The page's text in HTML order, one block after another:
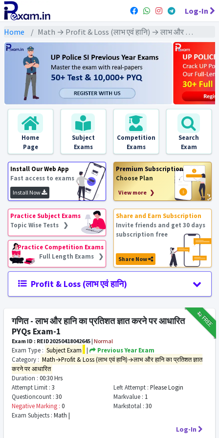
Log-In
Home Math → Profit & Loss (लाभ एवं हानि) → लाभ और हानि का प्रतिशत ज्ञात करने पर आधारित
Home
Page
Subject
Exams
Competition
Exams
Search
Exam
Install Our Web App
Fast access to exams
Install Now
Premium Subscription
Choose Plan
View more ❯
Practice Subject Exams
Topic Wise Tests ❯
Practice Competition Exams
Full Length Exams ❯
Share and Earn Subscription
Invite friends and get 30 days
subscription free
Share Now
Profit & Loss (लाभ एवं हानि)
₹12FREE
गणित - लाभ और हानि का प्रतिशत ज्ञात करने पर आधारित
PYQs Exam-1
Exam ID : REID20250418042645 | Normal
Exam Type : Subject Exam |
Previous Year Exam
Category : Math→Profit & Loss (लाभ एवं हानि)→लाभ और हानि का प्रतिशत ज्ञात
करने पर आधारित
Duration : 00:30 Hrs
Attempt Limit : 3 Left Attempt : Please Login
Questioncount : 30 Markvalue : 1
Negative Marking : 0 Markstotal : 30
Exam Subjects : Math |
Log-In